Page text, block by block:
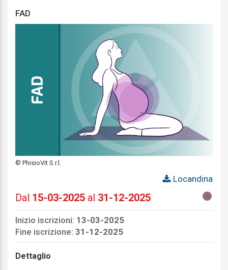
FAD
© PhisioVit S.r.l.
Locandina
Dal 15-03-2025 al 31-12-2025
Inizio iscrizioni: 13-03-2025
Fine iscrizione: 31-12-2025
Dettaglio